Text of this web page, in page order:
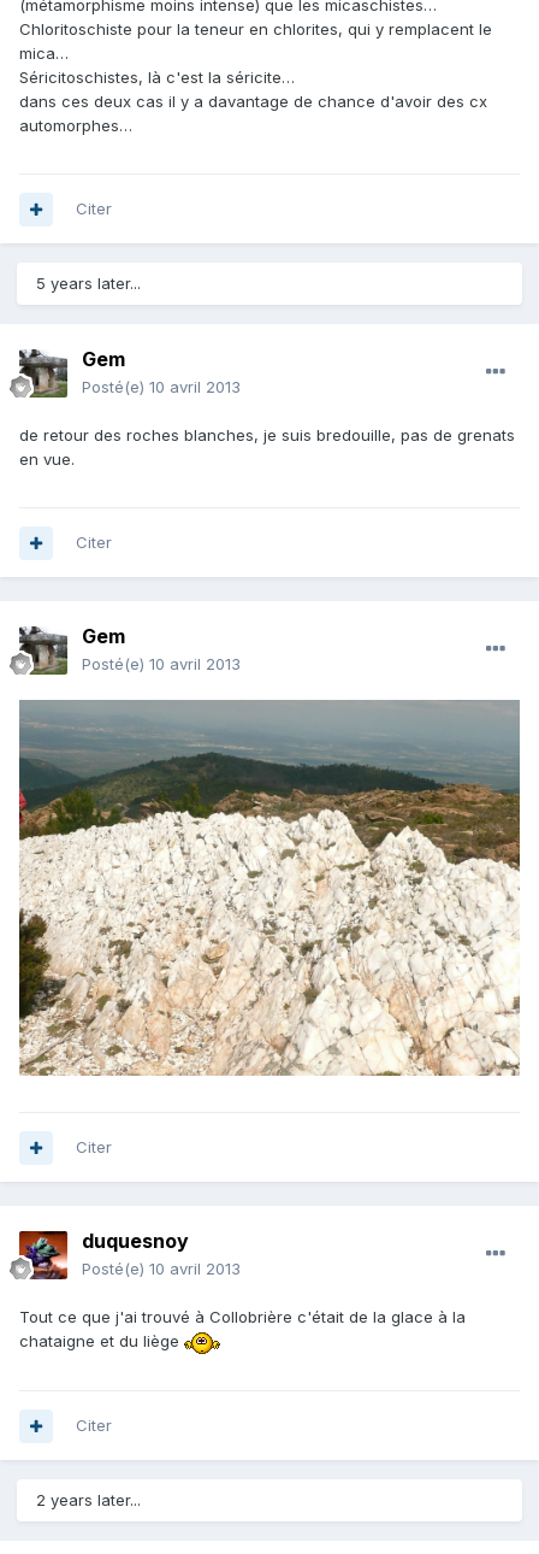
(métamorphisme moins intense) que les micaschistes…
Chloritoschiste pour la teneur en chlorites, qui y remplacent le
mica…
Séricitoschistes, là c'est la séricite…
dans ces deux cas il y a davantage de chance d'avoir des cx
automorphes…
Citer
5 years later...
Gem
Posté(e) 10 avril 2013
de retour des roches blanches, je suis bredouille, pas de grenats
en vue.
Citer
Gem
Posté(e) 10 avril 2013
Citer
duquesnoy
Posté(e) 10 avril 2013
Tout ce que j'ai trouvé à Collobrière c'était de la glace à la
chataigne et du liège
Citer
2 years later...